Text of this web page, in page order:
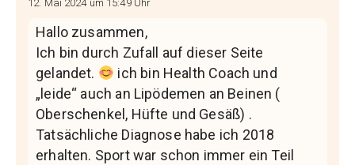
12. Mai 2024 um 15:49 Uhr
Hallo zusammen,
Ich bin durch Zufall auf dieser Seite
gelandet.
ich bin Health Coach und
„leide“ auch an Lipödemen an Beinen (
Oberschenkel, Hüfte und Gesäß) .
Tatsächliche Diagnose habe ich 2018
erhalten. Sport war schon immer ein Teil